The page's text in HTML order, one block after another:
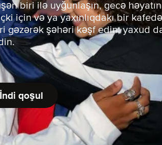
biri ilə uyğunlaşın, gecə
için və ya yaxınlıqdakı bir
gəzərək şəhəri kəşf edin, yaxud
İndi qoşul